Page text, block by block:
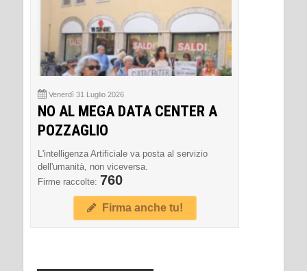
Venerdì 31 Luglio 2026
NO AL MEGA DATA CENTER A
POZZAGLIO
L'intelligenza Artificiale va posta al servizio
dell'umanità, non viceversa.
Firme raccolte: 760
Firma anche tu!